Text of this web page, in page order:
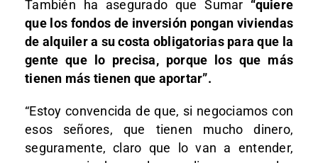
También ha asegurado que Sumar “quiere
que los fondos de inversión pongan viviendas
de alquiler a su costa obligatorias para que la
gente que lo precisa, porque los que más
tienen más tienen que aportar”.
“Estoy convencida de que, si negociamos con
esos señores, que tienen mucho dinero,
seguramente, claro que lo van a entender,